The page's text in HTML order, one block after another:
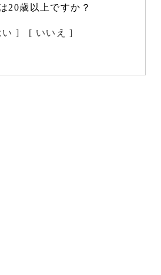
20歳以上ですか？
い ] [ いいえ ]